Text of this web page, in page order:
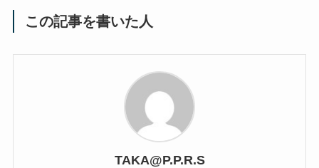
この記事を書いた人
TAKA@P.P.R.S